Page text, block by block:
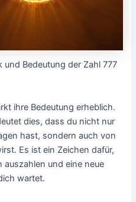
und Bedeutung der Zahl 777
ihre Bedeutung erheblich.
dies, dass du nicht nur
hast, sondern auch von
Es ist ein Zeichen dafür,
auszahlen und eine neue
wartet.